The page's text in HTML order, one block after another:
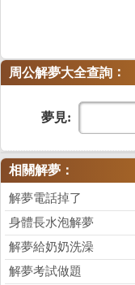
周公解夢大全查詢 ：
夢見:
相關解夢：
解夢電話掉了
身體長水泡解夢
解夢給奶奶洗澡
解夢考試做題